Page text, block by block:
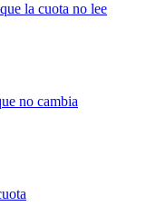
la cuota no lee
no cambia